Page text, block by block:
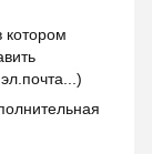
котором